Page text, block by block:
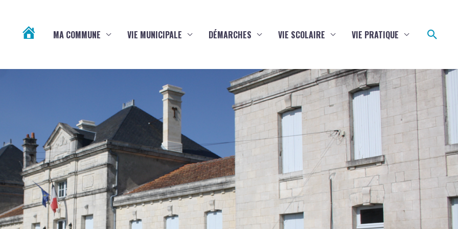
MA COMMUNE VIE MUNICIPALE DÉMARCHES VIE SCOLAIRE VIE PRATIQUE